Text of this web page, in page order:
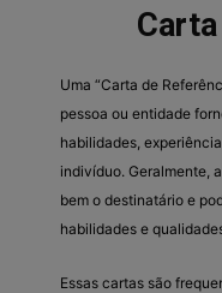
Uma “Carta de
pessoa ou entidade
habilidades,
indivíduo. Geralmente,
bem o destinatário e
habilidades e
Essas cartas são